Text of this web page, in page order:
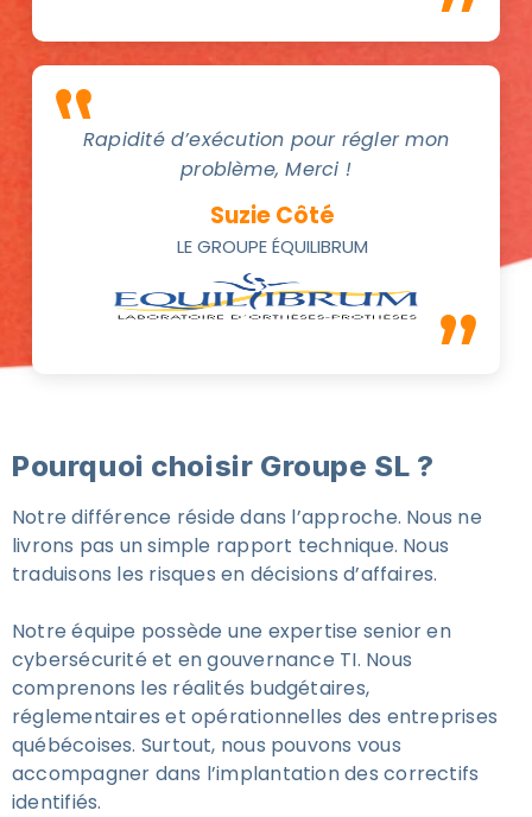
Rapidité d’exécution pour régler mon
problème, Merci !
Suzie Côté
LE GROUPE ÉQUILIBRUM
Pourquoi choisir Groupe SL ?
Notre différence réside dans l’approche. Nous ne
livrons pas un simple rapport technique. Nous
traduisons les risques en décisions d’affaires.
Notre équipe possède une expertise senior en
cybersécurité et en gouvernance TI. Nous
comprenons les réalités budgétaires,
réglementaires et opérationnelles des entreprises
québécoises. Surtout, nous pouvons vous
accompagner dans l’implantation des correctifs
identifiés.